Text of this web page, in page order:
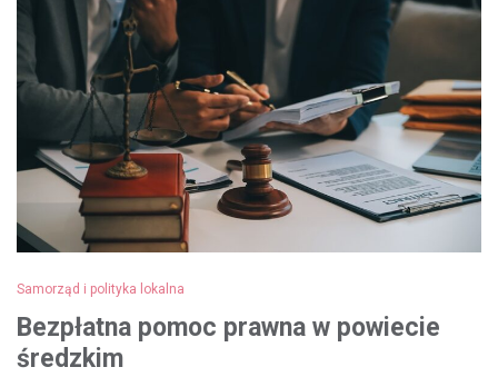
Samorząd i polityka lokalna
Bezpłatna pomoc prawna w powiecie
średzkim